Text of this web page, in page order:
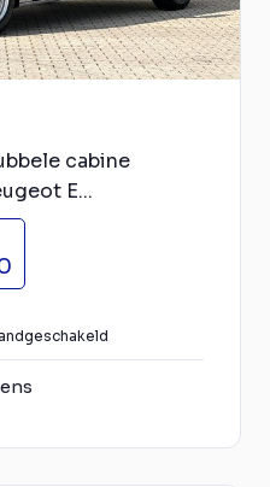
cabine
E...